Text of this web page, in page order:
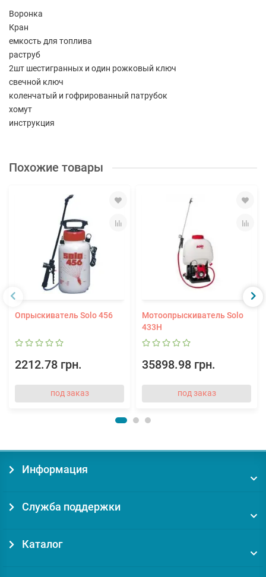
Воронка
Кран
емкость для топлива
раструб
2шт шестигранных и один рожковый ключ
свечной ключ
коленчатый и гофрированный патрубок
хомут
инструкция
Похожие товары
Опрыскиватель Solo 456
2212.78 грн.
под заказ
Мотоопрыскиватель Solo
433H
35898.98 грн.
под заказ
Информация
Служба поддержки
Каталог